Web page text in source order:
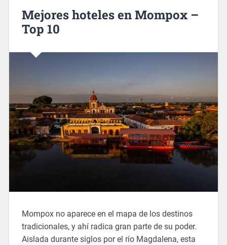
Mejores hoteles en Mompox –
Top 10
Mompox no aparece en el mapa de los destinos
tradicionales, y ahí radica gran parte de su poder.
Aislada durante siglos por el río Magdalena, esta